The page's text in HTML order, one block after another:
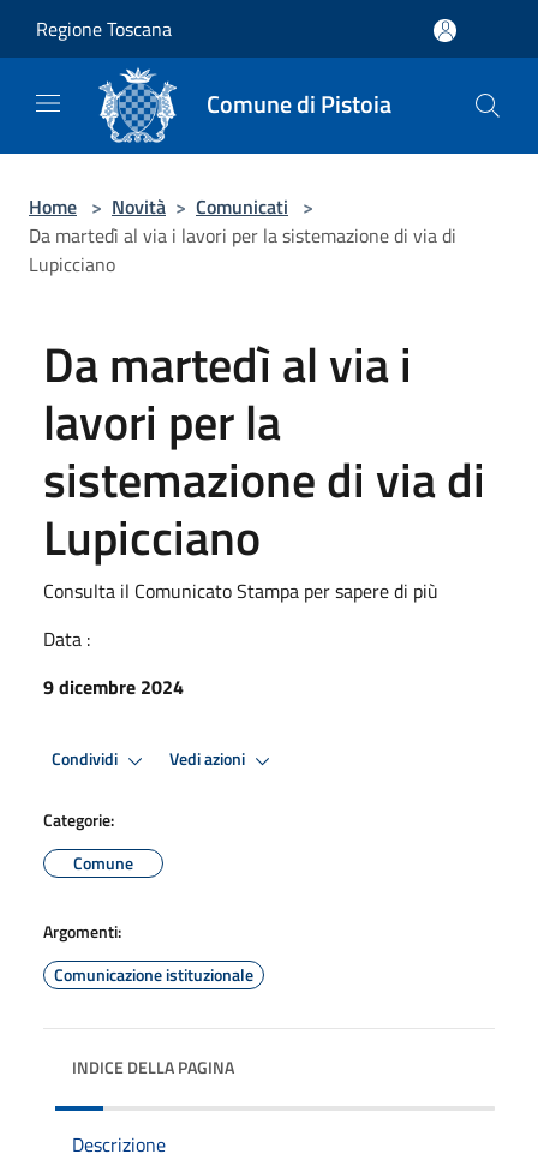
Regione Toscana
Comune di Pistoia
Home > Novità > Comunicati >
Da martedì al via i lavori per la sistemazione di via di
Lupicciano
Da martedì al via i
lavori per la
sistemazione di via di
Lupicciano
Consulta il Comunicato Stampa per sapere di più
Data :
9 dicembre 2024
Condividi Vedi azioni
Categorie:
Comune
Argomenti:
Comunicazione istituzionale
INDICE DELLA PAGINA
Descrizione